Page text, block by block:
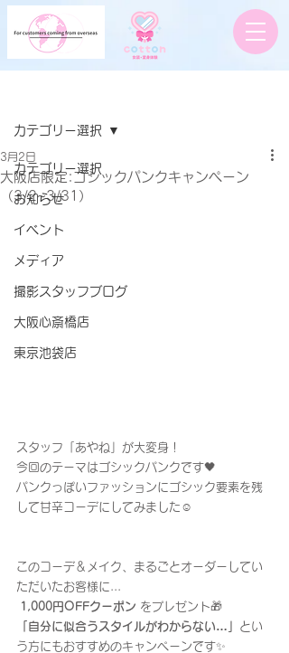
カテゴリー選択
お知らせ
イベント
メディア
撮影スタッフブログ
大阪心斎橋店
東京池袋店
カテゴリー選択
大阪店限定:ゴシックパンクキャンペーン
（3/2~3/31）
3月2日
スタッフ「あやね」が大変身！
今回のテーマはゴシックパンクです🖤
パンクっぽいファッションにゴシック要素を残
して甘辛コーデにしてみました☺️
このコーデ＆メイク、まるごとオーダーしてい
ただいたお客様に...
1,000円OFFクーポン をプレゼント🎁
「自分に似合うスタイルがわからない…」 とい
う方にもおすすめのキャンペーンです✨